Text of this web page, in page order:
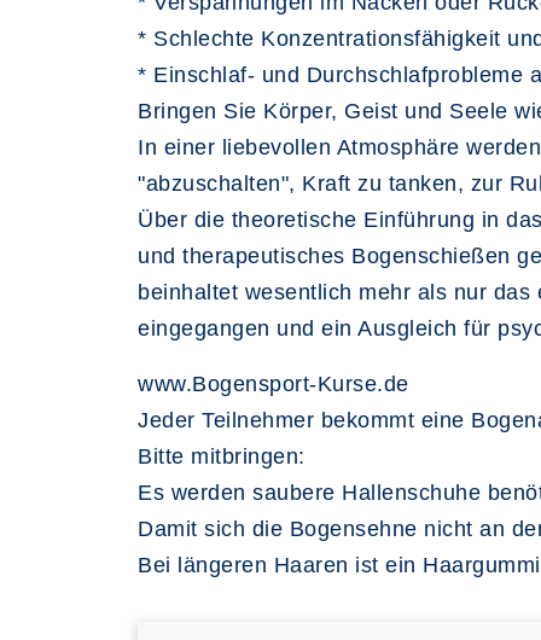
* Schlechte Konzentrationsfähigkeit
* Einschlaf- und Durchschlafprobleme
Bringen Sie Körper, Geist und Seele
In einer liebevollen Atmosphäre
"abzuschalten", Kraft zu tanken, zur
Über die theoretische Einführung in
und therapeutisches Bogenschießen
beinhaltet wesentlich mehr als nur
eingegangen und ein Ausgleich für
www.Bogensport-Kurse.de
Jeder Teilnehmer bekommt eine
Bitte mitbringen:
Es werden saubere Hallenschuhe
Damit sich die Bogensehne nicht an
Bei längeren Haaren ist ein